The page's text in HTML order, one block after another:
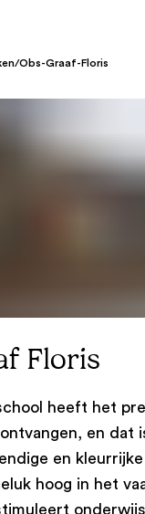
/Obs-Graaf-Floris
Floris
heeft het
en dat
en
hoog in het